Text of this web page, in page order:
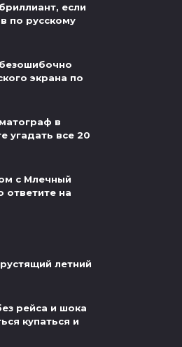
если
по русскому
экрана по
в
угадать все 20
с Млечный
ответите на
летний
рейса и шока
купаться и